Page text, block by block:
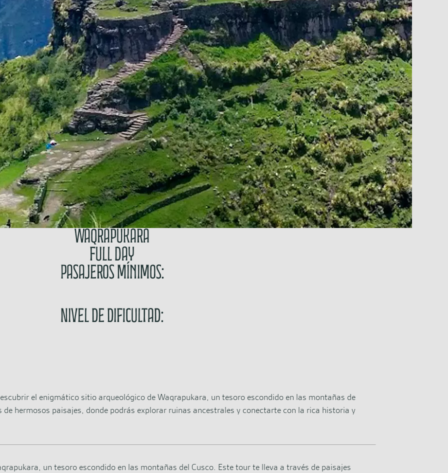
Waqrapukara
Full Day
Pasajeros mínimos:
Nivel de dificultad:
el enigmático sitio arqueológico de Waqrapukara, un tesoro escondido en las montañas de
hermosos paisajes, donde podrás explorar ruinas ancestrales y conectarte con la rica historia y
un tesoro escondido en las montañas del Cusco. Este tour te lleva a través de paisajes